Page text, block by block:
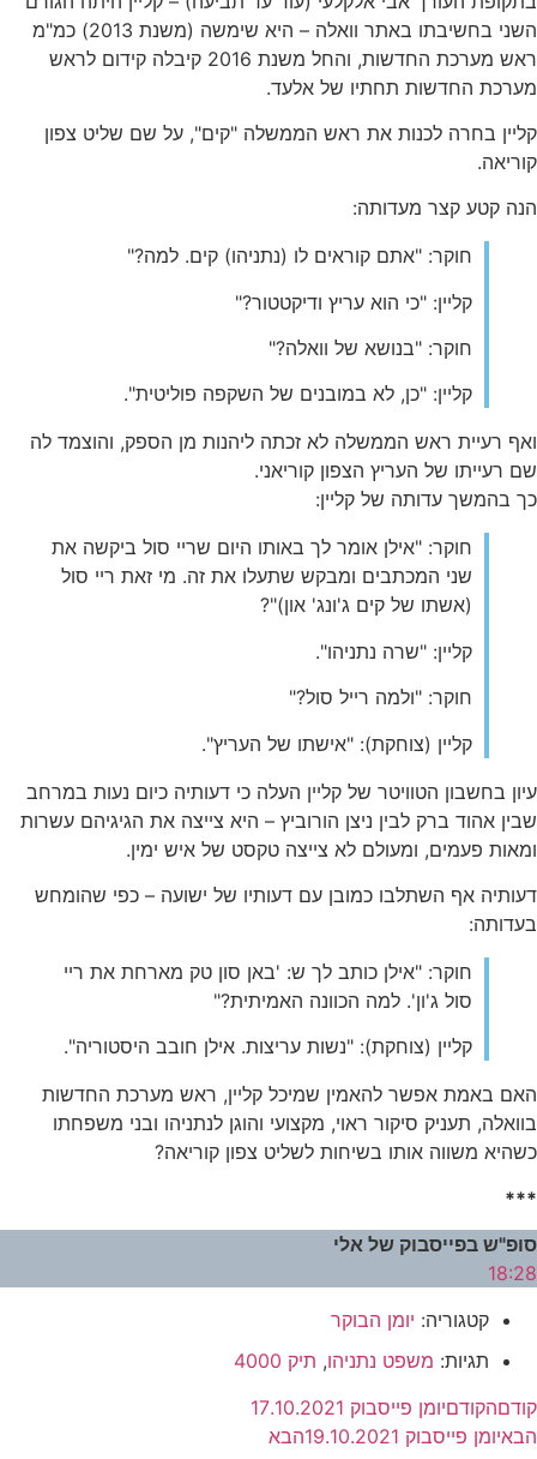
השני בחשיבתו באתר וואלה – היא שימשה (משנת 2013) כמ"מ
ראש מערכת החדשות, והחל משנת 2016 קיבלה קידום לראש
מערכת החדשות תחתיו של אלעד.
קליין בחרה לכנות את ראש הממשלה "קים", על שם שליט צפון
קוריאה.
הנה קטע קצר מעדותה:
חוקר: "אתם קוראים לו (נתניהו) קים. למה?"
קליין: "כי הוא עריץ ודיקטטור?"
חוקר: "בנושא של וואלה?"
קליין: "כן, לא במובנים של השקפה פוליטית".
ואף רעיית ראש הממשלה לא זכתה ליהנות מן הספק, והוצמד לה
שם רעייתו של העריץ הצפון קוריאני.
כך בהמשך עדותה של קליין:
חוקר: "אילן אומר לך באותו היום שריי סול ביקשה את
שני המכתבים ומבקש שתעלו את זה. מי זאת ריי סול
(אשתו של קים ג'ונג' און)"?
קליין: "שרה נתניהו".
חוקר: "ולמה רייל סול?"
קליין (צוחקת): "אישתו של העריץ".
עיון בחשבון הטוויטר של קליין העלה כי דעותיה כיום נעות במרחב
שבין אהוד ברק לבין ניצן הורוביץ – היא צייצה את הגיגיהם עשרות
ומאות פעמים, ומעולם לא צייצה טקסט של איש ימין.
דעותיה אף השתלבו כמובן עם דעותיו של ישועה – כפי שהומחש
בעדותה:
חוקר: "אילן כותב לך ש: 'באן סון טק מארחת את ריי
סול ג'ון'. למה הכוונה האמיתית?"
קליין (צוחקת): "נשות עריצות. אילן חובב היסטוריה".
האם באמת אפשר להאמין שמיכל קליין, ראש מערכת החדשות
בוואלה, תעניק סיקור ראוי, מקצועי והוגן לנתניהו ובני משפחתו
כשהיא משווה אותו בשיחות לשליט צפון קוריאה?
***
סופ"ש בפייסבוק של אלי
18:28
קטגוריה: יומן הבוקר
תגיות: משפט נתניהו, תיק 4000
קודםהקודםיומן פייסבוק 17.10.2021
הבאיומן פייסבוק 19.10.2021 הבא